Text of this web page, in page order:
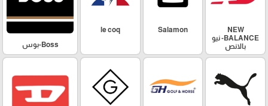
NEW
BALANCE- نيو
بالانص
Salamon
le coq
Boss-بوس